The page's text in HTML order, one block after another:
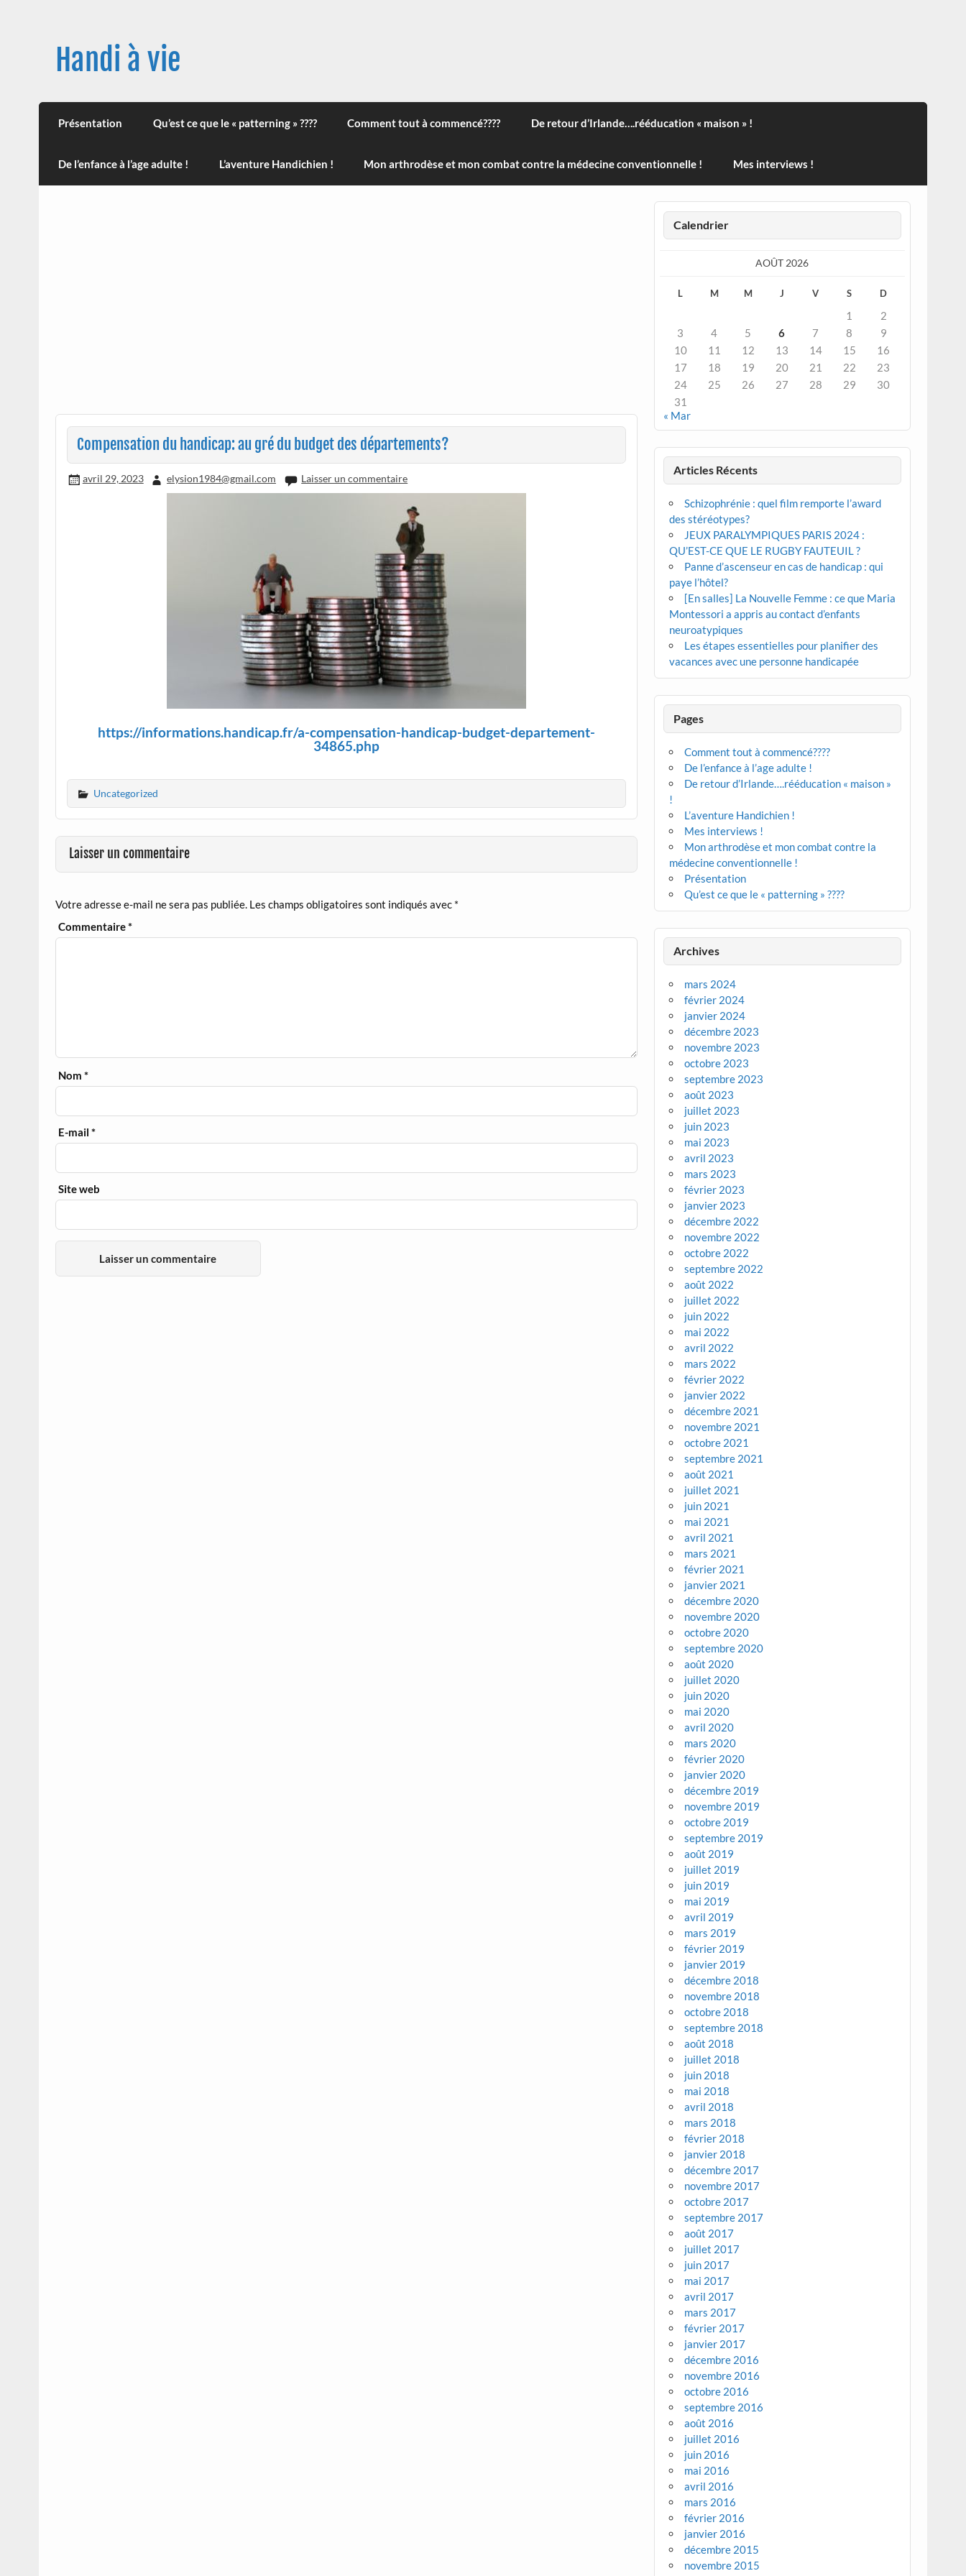
Handi à vie
Une image positive du handicap, en France et à travers le monde, des nouveautés technologiques , de l'handisport , des actualités sur la santé, sur les vaccins, de
leur impact sur la santé (mon histoire est dans le menu) ! Bonne visite
Présentation Qu’est ce que le « patterning » ???? Comment tout à commencé???? De retour d’Irlande….rééducation « maison » !
De l’enfance à l’age adulte ! L’aventure Handichien ! Mon arthrodèse et mon combat contre la médecine conventionnelle ! Mes interviews !
Compensation du handicap: au gré du budget des départements?
avril 29, 2023 elysion1984@gmail.com Laisser un commentaire
https://informations.handicap.fr/a-compensation-handicap-budget-departement-
34865.php
Uncategorized
Laisser un commentaire
Votre adresse e-mail ne sera pas publiée. Les champs obligatoires sont indiqués avec *
Commentaire*
Nom*
E-mail*
Site web
Calendrier
AOÛT 2026
L M M J V S D
1
2
3
4 5 6 7 8
9
10
11 12 13 14 15
16
17
18 19 20 21 22
23
24
25 26 27 28 29
30
31
« Mar
Articles Récents
Schizophrénie : quel film remporte l’award
des stéréotypes?
JEUX PARALYMPIQUES PARIS 2024 :
QU’EST-CE QUE LE RUGBY FAUTEUIL ?
Panne d’ascenseur en cas de handicap : qui
paye l’hôtel?
[En salles] La Nouvelle Femme : ce que Maria
Montessori a appris au contact d’enfants
neuroatypiques
Les étapes essentielles pour planifier des
vacances avec une personne handicapée
Pages
Comment tout à commencé????
De l’enfance à l’age adulte !
De retour d’Irlande….rééducation « maison »
!
L’aventure Handichien !
Mes interviews !
Mon arthrodèse et mon combat contre la
médecine conventionnelle !
Présentation
Qu’est ce que le « patterning » ????
Archives
mars 2024
février 2024
janvier 2024
décembre 2023
novembre 2023
octobre 2023
septembre 2023
août 2023
juillet 2023
juin 2023
mai 2023
avril 2023
mars 2023
février 2023
janvier 2023
décembre 2022
novembre 2022
octobre 2022
septembre 2022
août 2022
juillet 2022
juin 2022
mai 2022
avril 2022
mars 2022
février 2022
janvier 2022
décembre 2021
novembre 2021
octobre 2021
septembre 2021
août 2021
juillet 2021
juin 2021
mai 2021
avril 2021
mars 2021
février 2021
janvier 2021
décembre 2020
novembre 2020
octobre 2020
septembre 2020
août 2020
juillet 2020
juin 2020
mai 2020
avril 2020
mars 2020
février 2020
janvier 2020
décembre 2019
novembre 2019
octobre 2019
septembre 2019
août 2019
juillet 2019
juin 2019
mai 2019
avril 2019
mars 2019
février 2019
janvier 2019
décembre 2018
novembre 2018
octobre 2018
septembre 2018
août 2018
juillet 2018
juin 2018
mai 2018
avril 2018
mars 2018
février 2018
janvier 2018
décembre 2017
novembre 2017
octobre 2017
septembre 2017
août 2017
juillet 2017
juin 2017
mai 2017
avril 2017
mars 2017
février 2017
janvier 2017
décembre 2016
novembre 2016
octobre 2016
septembre 2016
août 2016
juillet 2016
juin 2016
mai 2016
avril 2016
mars 2016
février 2016
janvier 2016
décembre 2015
novembre 2015